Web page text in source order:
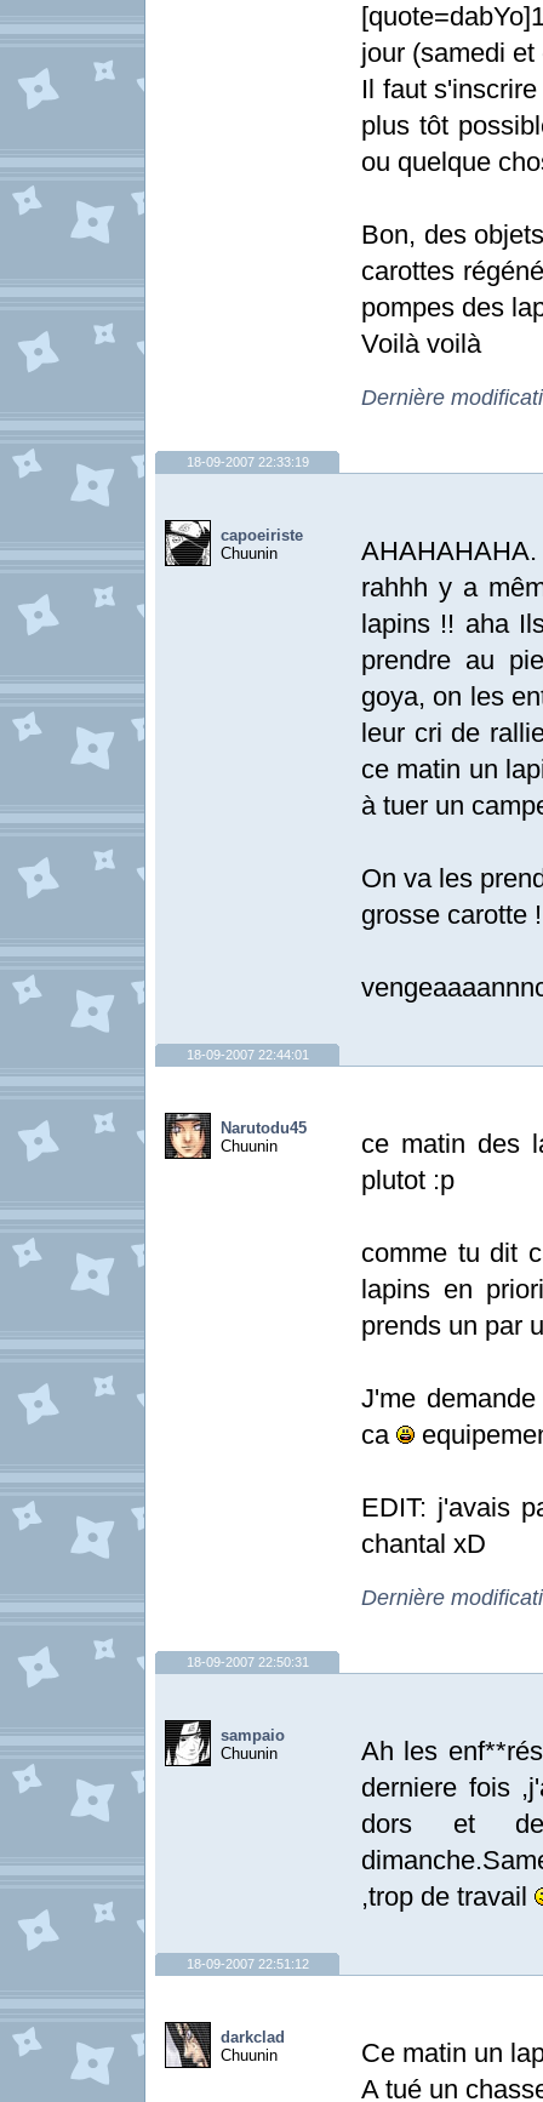
jour (samedi
Il faut
plus tôt
ou quelque
Bon, des
carottes
pompes des
Voilà voilà
Dernière
18-09-2007 22:33:19
capoeiriste
Chuunin
AHAHAHAHA.
rahhh y a
lapins !! aha
prendre au
goya, on les
leur cri de
ce matin un
à tuer un
On va les
grosse carotte !
18-09-2007 22:44:01
Narutodu45
Chuunin
ce matin des
plutot :p
comme tu dit
lapins en
prends un par
J'me
ca
EDIT: j'avais
chantal xD
Dernière
18-09-2007 22:50:31
sampaio
Chuunin
Ah les
derniere fois
dors et
,trop de travail
18-09-2007 22:51:12
darkclad
Chuunin
Ce matin un
A tué un